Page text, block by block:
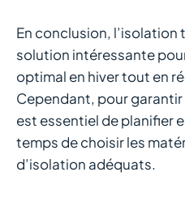
Рождение
молодых
игроков,
достигли
En conclusion, l’isolation
solution intéressante
optimal en hiver tout en
Cependant, pour
est essentiel de planifier
temps de choisir les
d’isolation adéquats.